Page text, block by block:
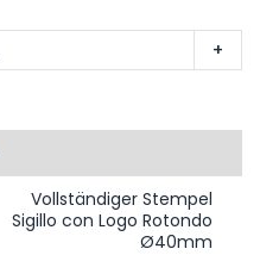
+
Vollständiger Stempel
Sigillo con Logo Rotondo
Ø40mm